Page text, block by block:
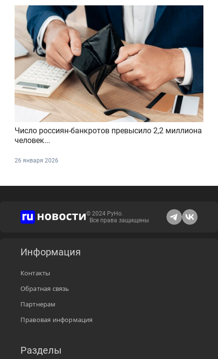
Число россиян-банкротов превысило 2,2 миллиона
человек...
26 января 2026
© 2024 РуНо.
Все права защищены
Информация
Контакты
Обратная связь
Партнерам
Правовая информация
Разделы